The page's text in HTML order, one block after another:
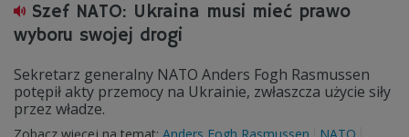
Szef NATO: Ukraina musi mieć prawo
wyboru swojej drogi
Sekretarz generalny NATO Anders Fogh Rasmussen
potępił akty przemocy na Ukrainie, zwłaszcza użycie siły
przez władze.